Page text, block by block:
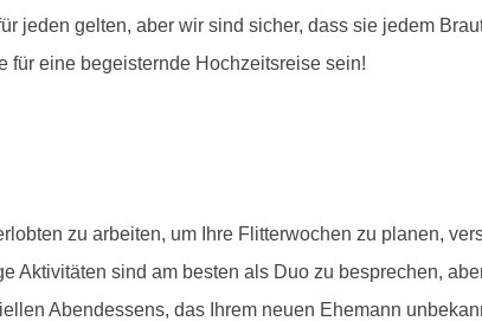
jeden gelten, aber wir sind sicher, dass sie jedem
für eine begeisternde Hochzeitsreise sein!
zu arbeiten, um Ihre Flitterwochen zu planen,
Aktivitäten sind am besten als Duo zu besprechen,
Abendessens, das Ihrem neuen Ehemann